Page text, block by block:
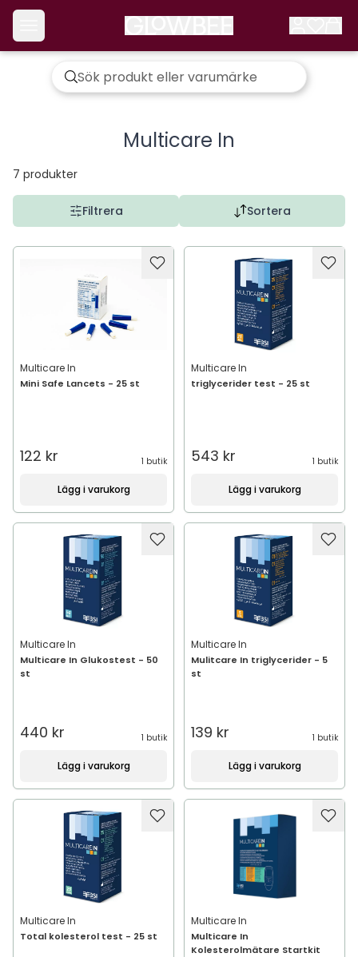
Multicare In
7 produkter
Filtrera Sortera
Multicare In
Mini Safe Lancets - 25 st
122 kr 1 butik
Lägg i varukorg
Multicare In
triglycerider test - 25 st
543 kr 1 butik
Lägg i varukorg
Multicare In
Multicare In Glukostest - 50
st
440 kr 1 butik
Lägg i varukorg
Multicare In
Mulitcare In triglycerider - 5
st
139 kr 1 butik
Lägg i varukorg
Multicare In
Total kolesterol test - 25 st
Multicare In
Multicare In
Kolesterolmätare Startkit